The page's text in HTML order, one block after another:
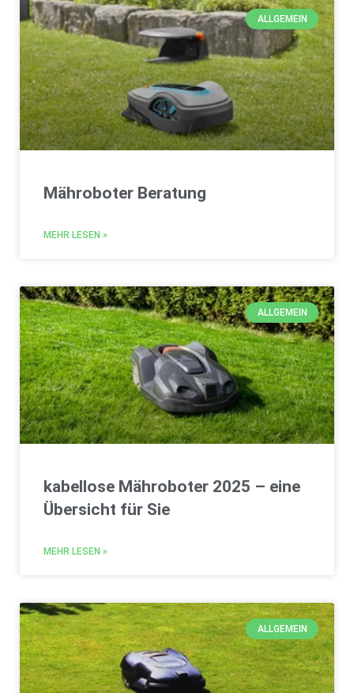
ALLGEMEIN
Mähroboter Beratung
MEHR LESEN »
ALLGEMEIN
kabellose Mähroboter 2025 – eine
Übersicht für Sie
MEHR LESEN »
ALLGEMEIN